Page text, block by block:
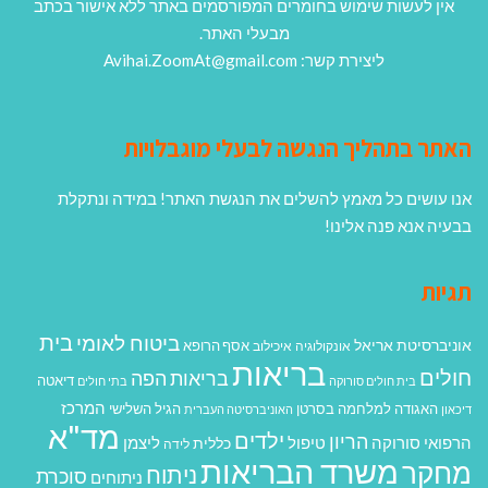
אין לעשות שימוש בחומרים המפורסמים באתר ללא אישור בכתב
מבעלי האתר.
ליצירת קשר: Avihai.ZoomAt@gmail.com
האתר בתהליך הנגשה לבעלי מוגבלויות
אנו עושים כל מאמץ להשלים את הנגשת האתר! במידה ונתקלת
בבעיה אנא פנה אלינו!
תגיות
אוניברסיטת אריאל אונקולוגיה איכילוב אסף הרופא ביטוח לאומיבית
חולים בית חולים סורוקה בריאותבריאות הפה בתי חולים דיאטה
דיכאון האגודה למלחמה בסרטן האוניברסיטה העברית הגיל השלישי המרכז
הרפואי סורוקה הריון טיפול ילדים כללית לידה ליצמן מד"א
מחקרמשרד הבריאותניתוח ניתוחים סוכרת